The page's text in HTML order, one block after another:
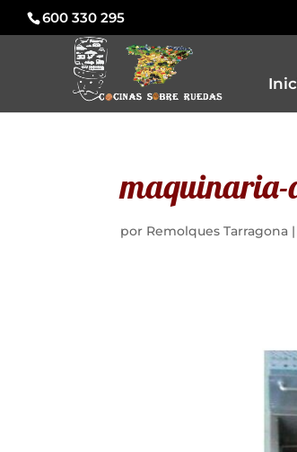
600 330 295
maquinaria-
por Remolques Tarragona